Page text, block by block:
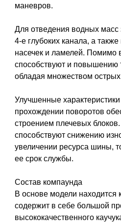
маневров.
Для отведения водных масс
4-е глубоких канала, а
насечек и ламелей. Помимо
способствуют и повышению
обладая множеством острых
Улучшенные
прохождении поворотов
строением плечевых
способствуют снижению
увеличении ресурса шины,
ее срок службы.
Состав компаунда
В основе модели находится
содержит в себе большой
высококачественного